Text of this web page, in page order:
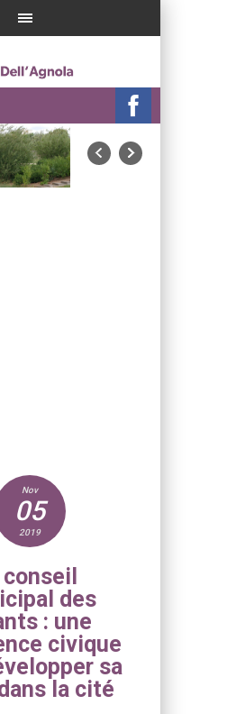
Nov
05
2019
conseil
des
: une
civique
sa
la cité